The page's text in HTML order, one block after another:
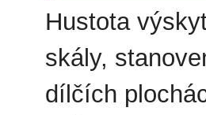
Hustota
skály,
dílčích